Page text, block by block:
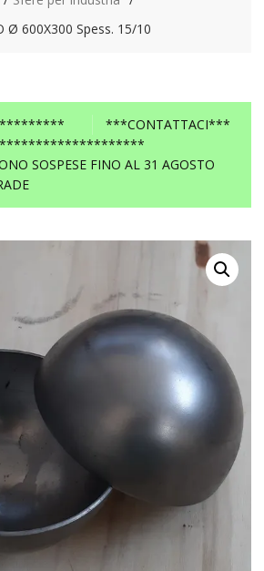
Ø 600X300 Spess. 15/10
***CONTATTACI***
SOSPESE FINO AL 31 AGOSTO